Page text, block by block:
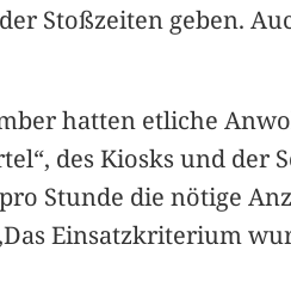
Stoßzeiten geben.
hatten etliche
des Kiosks und
Stunde die nötige
Einsatzkriterium